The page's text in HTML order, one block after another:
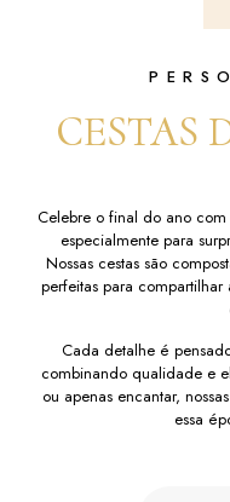
CESTAS
Celebre o final do ano com
especialmente para
Nossas cestas são
perfeitas para
Cada detalhe é
combinando qualidade e
ou apenas encantar,
essa